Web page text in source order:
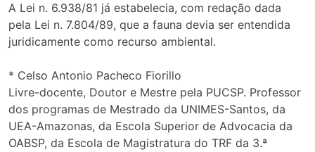
A Lei n. 6.938/81 já estabelecia, com redação dada
pela Lei n. 7.804/89, que a fauna devia ser entendida
juridicamente como recurso ambiental.
* Celso Antonio Pacheco Fiorillo
Livre-docente, Doutor e Mestre pela PUCSP. Professor
dos programas de Mestrado da UNIMES-Santos, da
UEA-Amazonas, da Escola Superior de Advocacia da
OABSP, da Escola de Magistratura do TRF da 3.ª